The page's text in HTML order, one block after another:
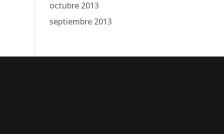
octubre 2013
septiembre 2013